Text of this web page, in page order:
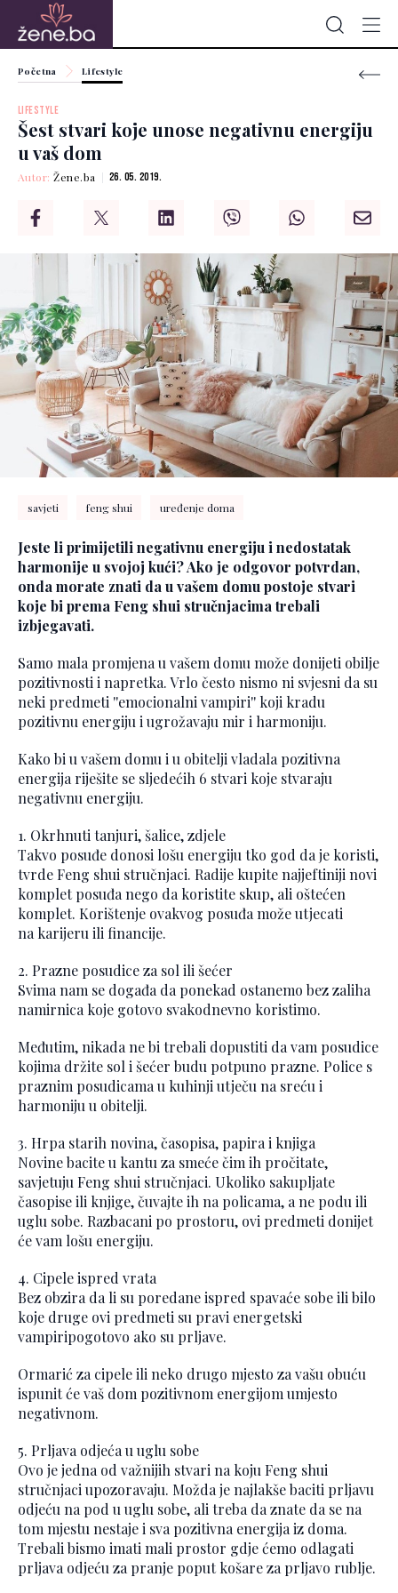
Početna Lifestyle
LIFESTYLE
Šest stvari koje unose negativnu energiju
u vaš dom
Autor:Žene.ba 26. 05. 2019.
savjeti feng shui uređenje doma
Jeste li primijetili negativnu energiju i nedostatak
harmonije u svojoj kući? Ako je odgovor potvrdan,
onda morate znati da u vašem domu postoje stvari
koje bi prema Feng shui stručnjacima trebali
izbjegavati.
Samo mala promjena u vašem domu može donijeti obilje
pozitivnosti i napretka. Vrlo često nismo ni svjesni da su
neki predmeti ''emocionalni vampiri'' koji kradu
pozitivnu energiju i ugrožavaju mir i harmoniju.
Kako bi u vašem domu i u obitelji vladala pozitivna
energija riješite se sljedećih 6 stvari koje stvaraju
negativnu energiju.
1. Okrhnuti tanjuri, šalice, zdjele
Takvo posuđe donosi lošu energiju tko god da je koristi,
tvrde Feng shui stručnjaci. Radije kupite najjeftiniji novi
komplet posuđa nego da koristite skup, ali oštećen
komplet. Korištenje ovakvog posuđa može utjecati
na karijeru ili financije.
2. Prazne posudice za sol ili šećer
Svima nam se događa da ponekad ostanemo bez zaliha
namirnica koje gotovo svakodnevno koristimo.
Međutim, nikada ne bi trebali dopustiti da vam posudice
kojima držite sol i šećer budu potpuno prazne. Police s
praznim posudicama u kuhinji utječu na sreću i
harmoniju u obitelji.
3. Hrpa starih novina, časopisa, papira i knjiga
Novine bacite u kantu za smeće čim ih pročitate,
savjetuju Feng shui stručnjaci. Ukoliko sakupljate
časopise ili knjige, čuvajte ih na policama, a ne podu ili
uglu sobe. Razbacani po prostoru, ovi predmeti donijet
će vam lošu energiju.
4. Cipele ispred vrata
Bez obzira da li su poredane ispred spavaće sobe ili bilo
koje druge ovi predmeti su pravi energetski
vampiripogotovo ako su prljave.
Ormarić za cipele ili neko drugo mjesto za vašu obuću
ispunit će vaš dom pozitivnom energijom umjesto
negativnom.
5. Prljava odjeća u uglu sobe
Ovo je jedna od važnijih stvari na koju Feng shui
stručnjaci upozoravaju. Možda je najlakše baciti prljavu
odjeću na pod u uglu sobe, ali treba da znate da se na
tom mjestu nestaje i sva pozitivna energija iz doma.
Trebali bismo imati mali prostor gdje ćemo odlagati
prljava odjeću za pranje poput košare za prljavo rublje.